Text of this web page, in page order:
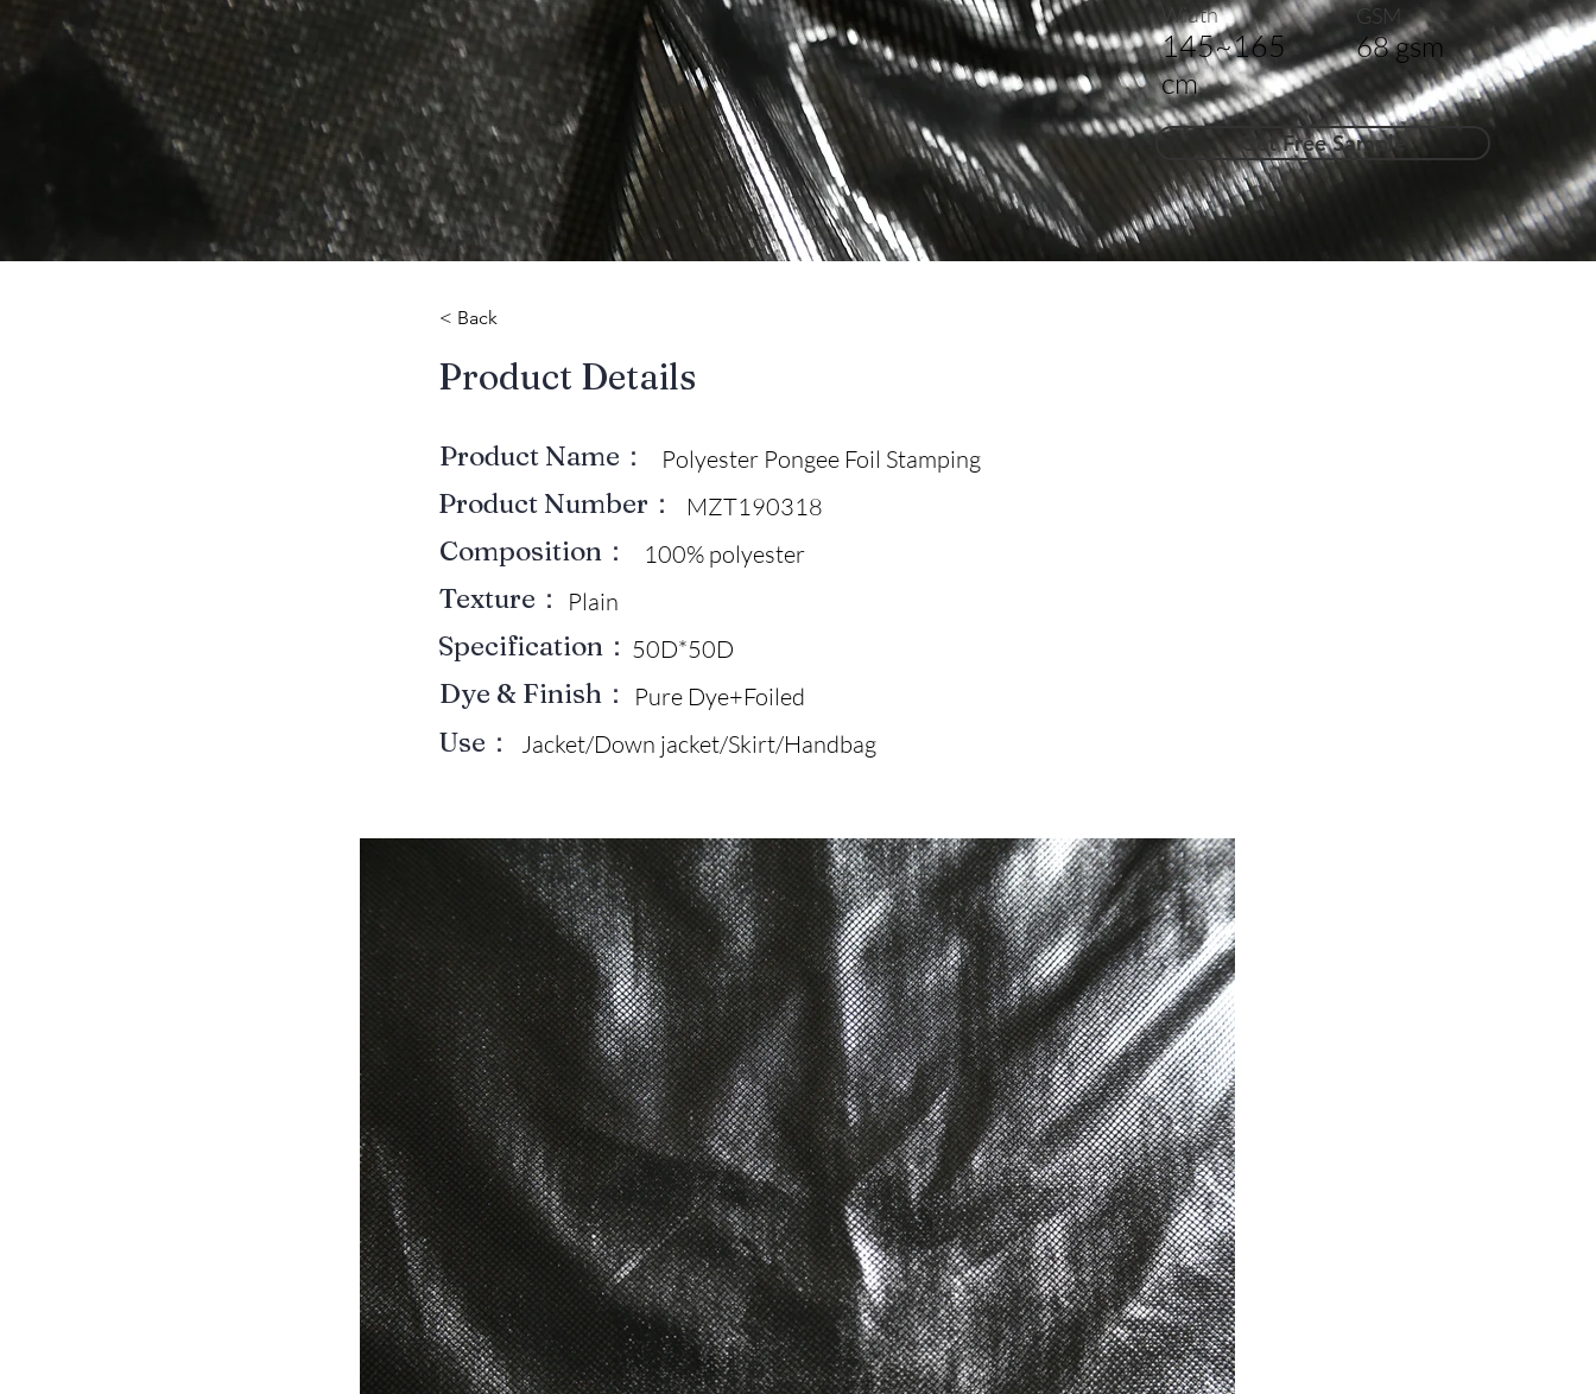
Width
145~165
cm
GSM
68 gsm
Get Free Sample
< Back
​Product Details
Product Name： Polyester Pongee Foil Stamping
Product Number： MZT190318
Composition： 100% polyester
Texture： Plain
Specification： 50D*50D
Dye & Finish： Pure Dye+Foiled
Use： Jacket/Down jacket/Skirt/Handbag